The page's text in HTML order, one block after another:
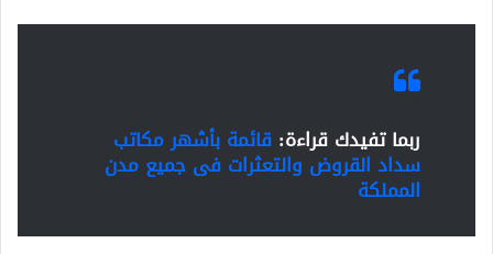
ربما تفيدك قراءة: قائمة بأشهر مكاتب
سداد القروض والتعثرات فى جميع مدن
المملكة